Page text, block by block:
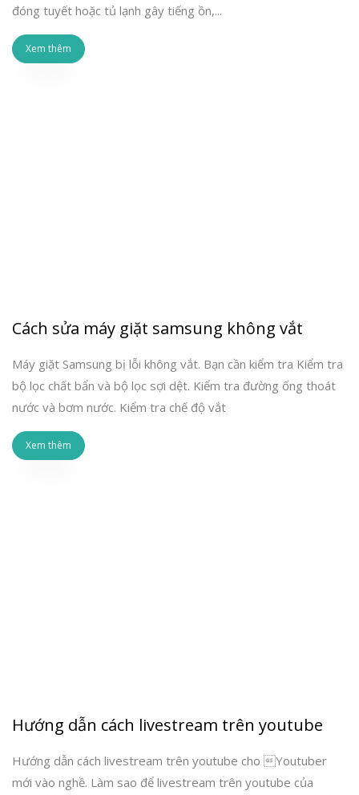
đóng tuyết hoặc tủ lạnh gây tiếng ồn,...
Xem thêm
Cách sửa máy giặt samsung không vắt
Máy giặt Samsung bị lỗi không vắt. Bạn cần kiểm tra Kiểm tra
bộ lọc chất bẩn và bộ lọc sợi dệt. Kiểm tra đường ống thoát
nước và bơm nước. Kiểm tra chế độ vắt
Xem thêm
Hướng dẫn cách livestream trên youtube
Hướng dẫn cách livestream trên youtube cho Youtuber
mới vào nghề. Làm sao để livestream trên youtube của